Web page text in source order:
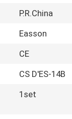
P.R.China
Easson
CE
CS D'ES-14B
1set